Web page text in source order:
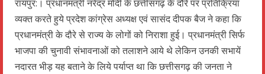
रायपुर:। प्रधानमंत्री नरेंद्र मोदी के छत्तीसगढ़ के दौरे पर प्रतिक्रिया
व्यक्त करते हुये प्रदेश कांग्रेस अध्यक्ष एवं सासंद दीपक बैज ने कहा कि
प्रधानमंत्री के दौरे से राज्य के लोगों को निराशा हुई। प्रधानमंत्री सिर्फ
भाजपा की चुनावी संभावनाओं को तलाशने आये थे लेकिन उनकी सभायें
नदारत भीड़ यह बताने के लिये पर्याप्त था कि छत्तीसगढ़ की जनता ने